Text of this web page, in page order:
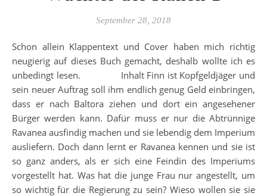
September 28, 2018
Schon allein Klappentext und Cover haben mich richtig
neugierig auf dieses Buch gemacht, deshalb wollte ich es
unbedingt lesen. Inhalt Finn ist Kopfgeldjäger und
sein neuer Auftrag soll ihm endlich genug Geld einbringen,
dass er nach Baltora ziehen und dort ein angesehener
Bürger werden kann. Dafür muss er nur die Abtrünnige
Ravanea ausfindig machen und sie lebendig dem Imperium
ausliefern. Doch dann lernt er Ravanea kennen und sie ist
so ganz anders, als er sich eine Feindin des Imperiums
vorgestellt hat. Was hat die junge Frau nur angestellt, um
so wichtig für die Regierung zu sein? Wieso wollen sie sie